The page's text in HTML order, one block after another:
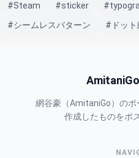
#Steam
#sticker
#シームレスパターン
#ドット
網谷豪（AmitaniGo）のポ
作成したものをポ